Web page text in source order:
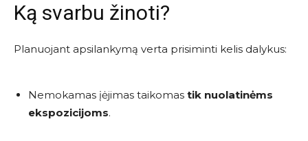
Ką svarbu žinoti?
Planuojant apsilankymą verta prisiminti kelis dalykus:
Nemokamas įėjimas taikomas tik nuolatinėms
ekspozicijoms.